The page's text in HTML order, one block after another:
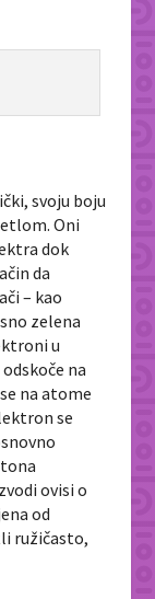
svoju boju
Oni
dok
da
– kao
zelena
u
na
na atome
se
ovisi o
od
ružičasto,